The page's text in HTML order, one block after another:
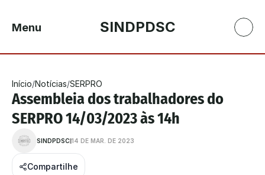
Menu SINDPDSC
Início/Notícias/SERPRO
Assembleia dos trabalhadores do
SERPRO 14/03/2023 às 14h
SINDPDSC 14 DE MAR. DE 2023
Compartilhe